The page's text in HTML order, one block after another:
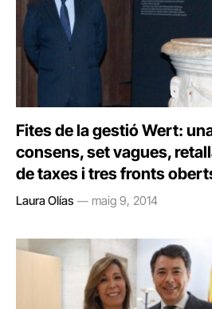
Fites de la gestió Wert:
consens, set vagues,
de taxes i tres fronts
Laura Olías maig 9, 2014